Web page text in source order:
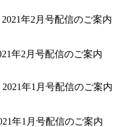
年2月号配信のご案内
年1月号配信のご案内